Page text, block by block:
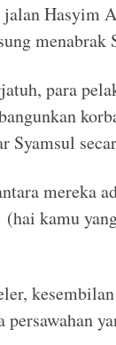
Hasyim
para
Syamsul
mereka
(hai kamu
persawahan